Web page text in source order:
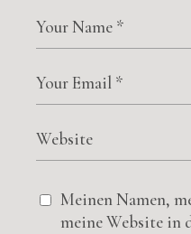
Meinen Namen,
meine Website in